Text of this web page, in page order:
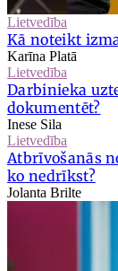
Lietvedība
Kā noteikt
Karīna Platā
Lietvedība
Darbinieka
dokumentēt?
Inese Sila
Lietvedība
Atbrīvošanās
ko nedrīkst?
Jolanta Brilte